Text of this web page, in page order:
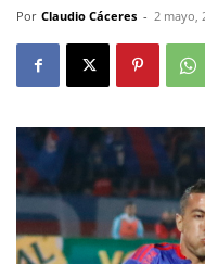
Por Claudio Cáceres - 2 mayo,